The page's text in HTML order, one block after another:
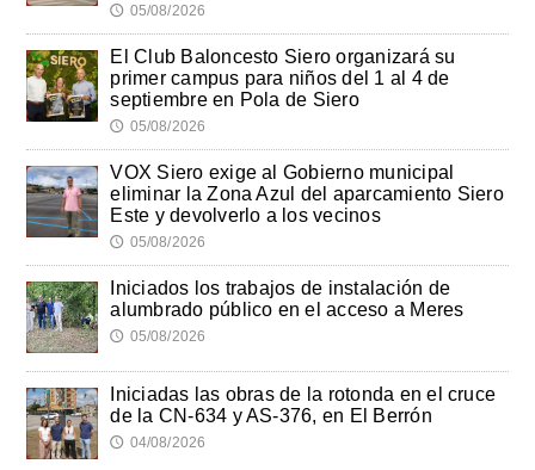
🕔 05/08/2026
El Club Baloncesto Siero organizará su
primer campus para niños del 1 al 4 de
septiembre en Pola de Siero
🕔 05/08/2026
VOX Siero exige al Gobierno municipal
eliminar la Zona Azul del aparcamiento Siero
Este y devolverlo a los vecinos
🕔 05/08/2026
Iniciados los trabajos de instalación de
alumbrado público en el acceso a Meres
🕔 05/08/2026
Iniciadas las obras de la rotonda en el cruce
de la CN-634 y AS-376, en El Berrón
🕔 04/08/2026